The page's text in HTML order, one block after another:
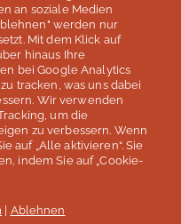
- Inh. Silvia Schröder
an soziale Medien
werden nur
Mit dem Klick auf
hinaus Ihre
bei Google Analytics
tracken, was uns dabei
Wir verwenden
um die
zu verbessern. Wenn
auf „Alle aktivieren“. Sie
indem Sie auf „Cookie-
Ablehnen